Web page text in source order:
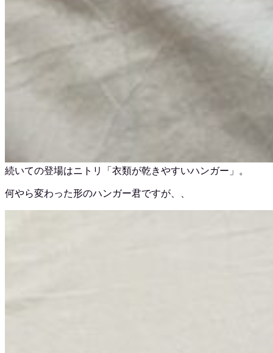
続いての登場はニトリ「衣類が乾きやすいハンガー」。
何やら変わった形のハンガー君ですが、、